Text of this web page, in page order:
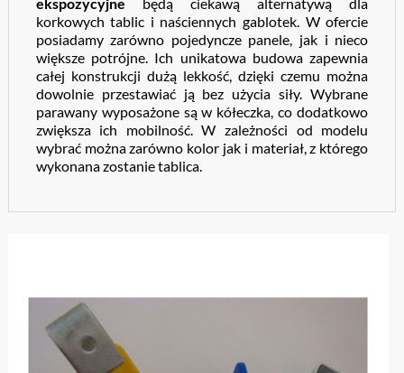
korkowych tablic i naściennych gablotek. W ofercie
posiadamy zarówno pojedyncze panele, jak i nieco
większe potrójne. Ich unikatowa budowa zapewnia
całej konstrukcji dużą lekkość, dzięki czemu można
dowolnie przestawiać ją bez użycia siły. Wybrane
parawany wyposażone są w kółeczka, co dodatkowo
zwiększa ich mobilność. W zależności od modelu
wybrać można zarówno kolor jak i materiał, z którego
wykonana zostanie tablica.